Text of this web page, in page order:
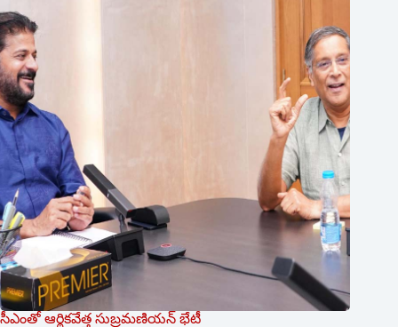
సీఎంతో ఆర్థికవేత్త సుబ్రమణియన్ భేటీ